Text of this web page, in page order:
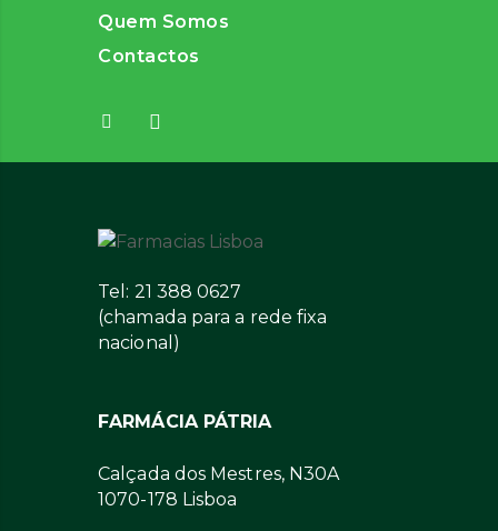
Quem Somos
Contactos
Tel: 21 388 0627
(chamada para a rede fixa
nacional)
FARMÁCIA PÁTRIA
Calçada dos Mestres, N30A
1070-178 Lisboa